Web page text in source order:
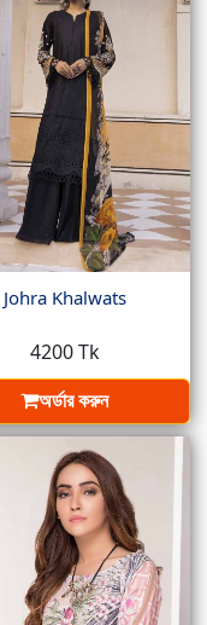
Johra Khalwats
4200 Tk
অর্ডার করুন